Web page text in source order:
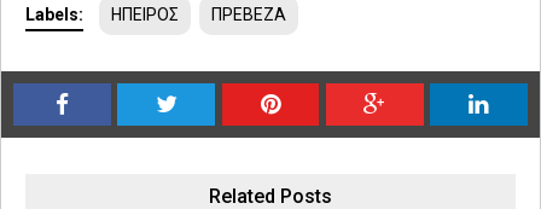
Labels: ΗΠΕΙΡΟΣ ΠΡΕΒΕΖΑ
Related Posts